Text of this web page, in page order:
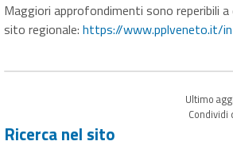
Maggiori approfondimenti sono reperibili a
sito regionale: https://www.pplveneto.it/
Ultimo
Condividi
Ricerca nel sito